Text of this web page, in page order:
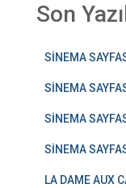
Son
SİNEMA
SİNEMA
SİNEMA
SİNEMA
LA DAME AUX